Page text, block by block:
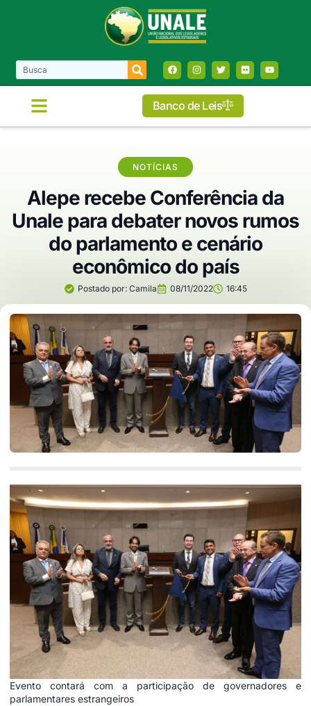
Banco de Leis
NOTÍCIAS
Alepe recebe Conferência da
Unale para debater novos rumos
do parlamento e cenário
econômico do país
Postado por:Camila 08/11/2022 16:45
Evento contará com a participação de governadores e
parlamentares estrangeiros